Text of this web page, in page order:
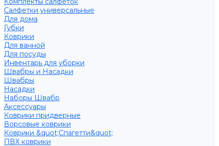
Салфетки универсальные
Для дома
Губки
Коврики
Для ванной
Для посуды
Инвентарь для уборки
Швабры и Насадки
Швабры
Насадки
Наборы Швабр
Аксессуары
Коврики придверные
Ворсовые коврики
Коврики &quot;Спагетти&quot;
ПВХ коврики